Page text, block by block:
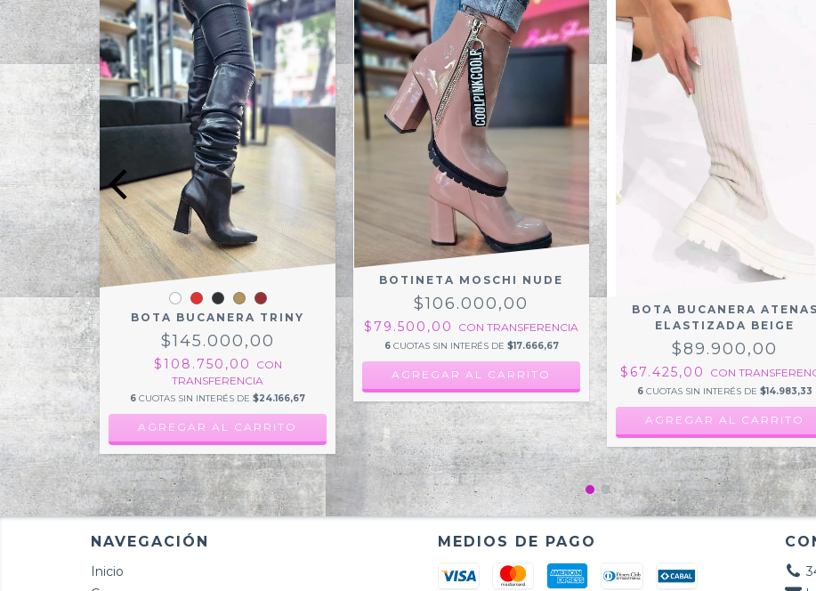
PLATA
$17.666,67
BOTA BUCANERA TRINY
$145.000,00
$108.750,00
CON
TRANSFERENCIA
6 CUOTAS SIN INTERÉS DE $24.166,67
AGREGAR AL CARRITO
BOTINETA MOSCHI NUDE
$106.000,00
$79.500,00 CON TRANSFERENCIA
6 CUOTAS SIN INTERÉS DE $17.666,67
AGREGAR AL CARRITO
BOTA BUCANERA ATENAS
ELASTIZADA BEIGE
$89.900,00
$67.425,00 CON
6 CUOTAS SIN INTERÉS DE $14.983,33
AGREGAR AL CARRITO
NAVEGACIÓN
Inicio
MEDIOS DE PAGO